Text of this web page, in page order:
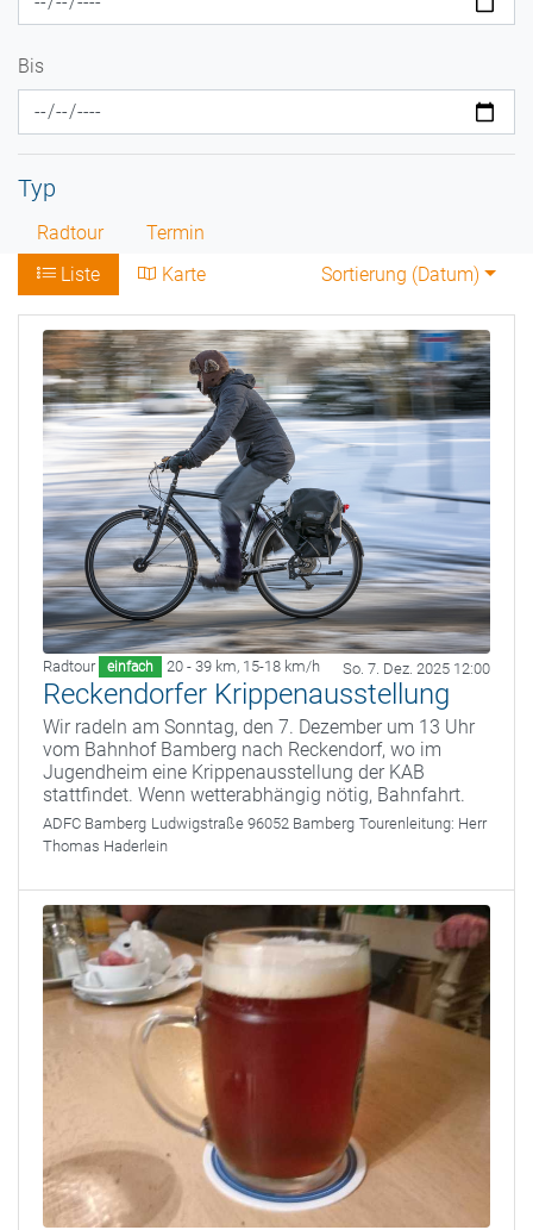
Bis
Typ
Radtour
Termin
Liste
Karte Sortierung (Datum)
Radtour einfach 20 - 39 km, 15-18 km/h So. 7. Dez. 2025 12:00
Reckendorfer Krippenausstellung
Wir radeln am Sonntag, den 7. Dezember um 13 Uhr
vom Bahnhof Bamberg nach Reckendorf, wo im
Jugendheim eine Krippenausstellung der KAB
stattfindet. Wenn wetterabhängig nötig, Bahnfahrt.
ADFC Bamberg Ludwigstraße 96052 Bamberg Tourenleitung: Herr
Thomas Haderlein